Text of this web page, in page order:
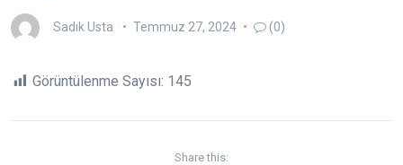
Sadık Usta Temmuz 27, 2024 (0)
Görüntülenme Sayısı: 145
Share this: